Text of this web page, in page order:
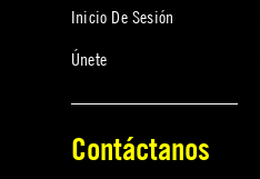
Inicio De Sesión
Únete
Contáctanos